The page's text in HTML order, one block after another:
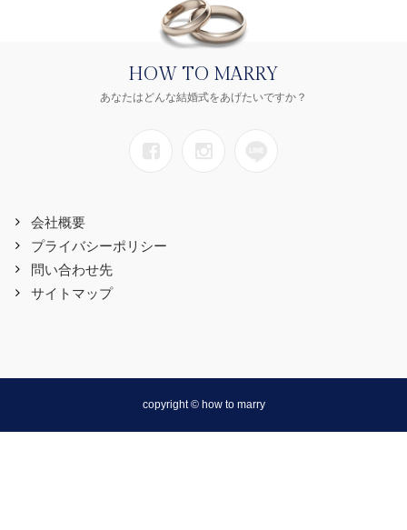
HOW TO MARRY
あなたはどんな結婚式をあげたいですか？
会社概要
プライバシーポリシー
問い合わせ先
サイトマップ
copyright © how to marry